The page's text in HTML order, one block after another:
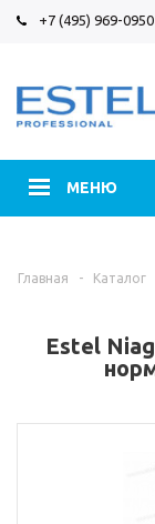
+7 (495) 969-0950
МЕНЮ
Главная - Каталог
Estel